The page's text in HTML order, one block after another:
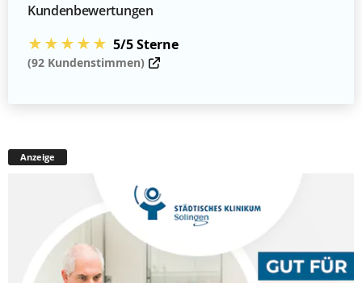
Kundenbewertungen
★★★★★ 5/5 Sterne
(92 Kundenstimmen)
Anzeige